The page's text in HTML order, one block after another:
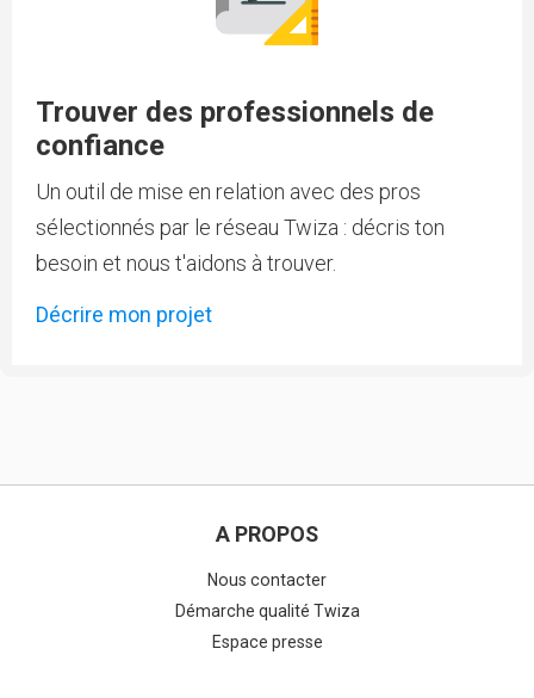
Trouver des professionnels de
confiance
Un outil de mise en relation avec des pros
sélectionnés par le réseau Twiza : décris ton
besoin et nous t'aidons à trouver.
Décrire mon projet
A PROPOS
Nous contacter
Démarche qualité Twiza
Espace presse